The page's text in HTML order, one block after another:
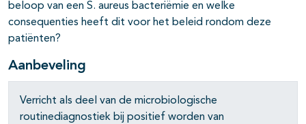
beloop van een S. aureus bacteriëmie en welke
consequenties heeft dit voor het beleid rondom deze
patiënten?
Aanbeveling
Verricht als deel van de microbiologische
routinediagnostiek bij positief worden van